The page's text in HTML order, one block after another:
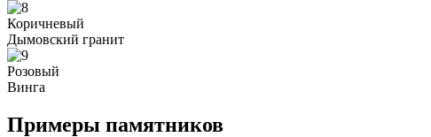
Коричневый
Дымовский гранит
Розовый
Винга
Примеры памятников